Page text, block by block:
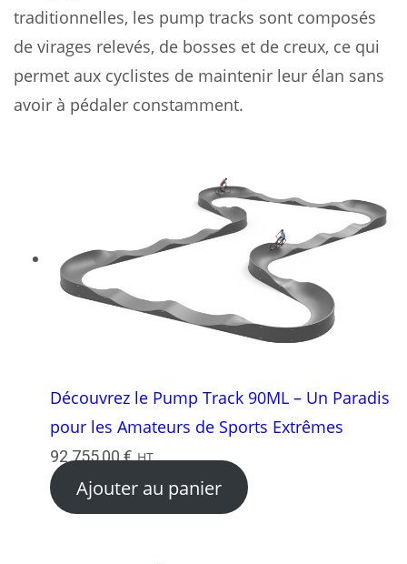
traditionnelles, les pump tracks sont composés
de virages relevés, de bosses et de creux, ce qui
permet aux cyclistes de maintenir leur élan sans
avoir à pédaler constamment.
Découvrez le Pump Track 90ML – Un Paradis
pour les Amateurs de Sports Extrêmes
92 755,00€ HT
Ajouter au panier